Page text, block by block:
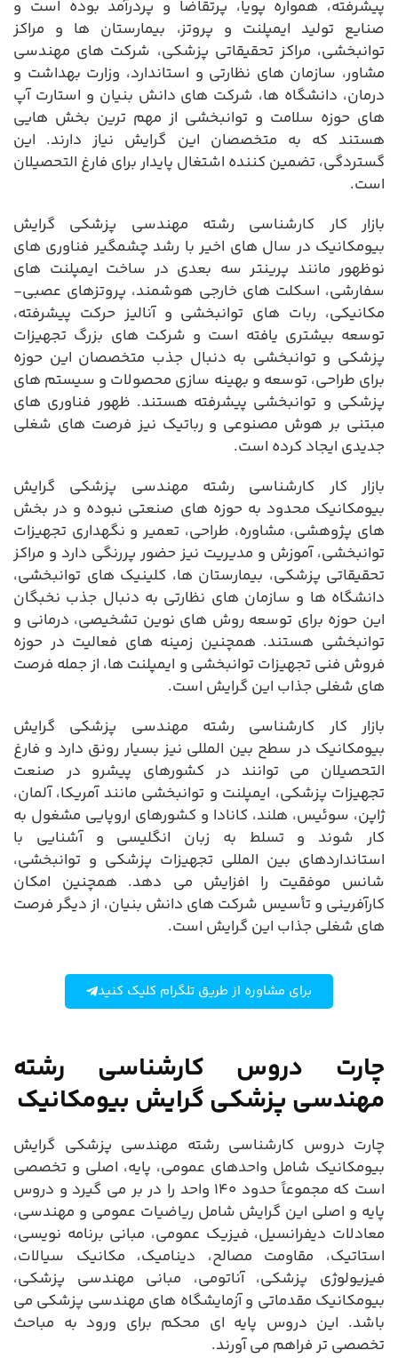
پیشرفته، همواره پویا، پرتقاضا و پردرآمد بوده است و
صنایع تولید ایمپلنت و پروتز، بیمارستان ها و مراکز
توانبخشی، مراکز تحقیقاتی پزشکی، شرکت های مهندسی
مشاور، سازمان های نظارتی و استاندارد، وزارت بهداشت و
درمان، دانشگاه ها، شرکت های دانش بنیان و استارت آپ
های حوزه سلامت و توانبخشی از مهم ترین بخش هایی
هستند که به متخصصان این گرایش نیاز دارند. این
گستردگی، تضمین کننده اشتغال پایدار برای فارغ التحصیلان
است.
بازار کار کارشناسی رشته مهندسی پزشکی گرایش
بیومکانیک در سال های اخیر با رشد چشمگیر فناوری های
نوظهور مانند پرینتر سه بعدی در ساخت ایمپلنت های
سفارشی، اسکلت های خارجی هوشمند، پروتزهای عصبی-
مکانیکی، ربات های توانبخشی و آنالیز حرکت پیشرفته،
توسعه بیشتری یافته است و شرکت های بزرگ تجهیزات
پزشکی و توانبخشی به دنبال جذب متخصصان این حوزه
برای طراحی، توسعه و بهینه سازی محصولات و سیستم های
پزشکی و توانبخشی پیشرفته هستند. ظهور فناوری های
مبتنی بر هوش مصنوعی و رباتیک نیز فرصت های شغلی
جدیدی ایجاد کرده است.
بازار کار کارشناسی رشته مهندسی پزشکی گرایش
بیومکانیک محدود به حوزه های صنعتی نبوده و در بخش
های پژوهشی، مشاوره، طراحی، تعمیر و نگهداری تجهیزات
توانبخشی، آموزش و مدیریت نیز حضور پررنگی دارد و مراکز
تحقیقاتی پزشکی، بیمارستان ها، کلینیک های توانبخشی،
دانشگاه ها و سازمان های نظارتی به دنبال جذب نخبگان
این حوزه برای توسعه روش های نوین تشخیصی، درمانی و
توانبخشی هستند. همچنین زمینه های فعالیت در حوزه
فروش فنی تجهیزات توانبخشی و ایمپلنت ها، از جمله فرصت
های شغلی جذاب این گرایش است.
بازار کار کارشناسی رشته مهندسی پزشکی گرایش
بیومکانیک در سطح بین المللی نیز بسیار رونق دارد و فارغ
التحصیلان می توانند در کشورهای پیشرو در صنعت
تجهیزات پزشکی، ایمپلنت و توانبخشی مانند آمریکا، آلمان،
ژاپن، سوئیس، هلند، کانادا و کشورهای اروپایی مشغول به
کار شوند و تسلط به زبان انگلیسی و آشنایی با
استانداردهای بین المللی تجهیزات پزشکی و توانبخشی،
شانس موفقیت را افزایش می دهد. همچنین امکان
کارآفرینی و تأسیس شرکت های دانش بنیان، از دیگر فرصت
های شغلی جذاب این گرایش است.
برای مشاوره از طریق تلگرام کلیک کنید
چارت دروس کارشناسی رشته
مهندسی پزشکی گرایش بیومکانیک
چارت دروس کارشناسی رشته مهندسی پزشکی گرایش
بیومکانیک شامل واحدهای عمومی، پایه، اصلی و تخصصی
است که مجموعاً حدود ۱۴۰ واحد را در بر می گیرد و دروس
پایه و اصلی این گرایش شامل ریاضیات عمومی و مهندسی،
معادلات دیفرانسیل، فیزیک عمومی، مبانی برنامه نویسی،
استاتیک، مقاومت مصالح، دینامیک، مکانیک سیالات،
فیزیولوژی پزشکی، آناتومی، مبانی مهندسی پزشکی،
بیومکانیک مقدماتی و آزمایشگاه های مهندسی پزشکی می
باشد. این دروس پایه ای محکم برای ورود به مباحث
تخصصی تر فراهم می آورند.